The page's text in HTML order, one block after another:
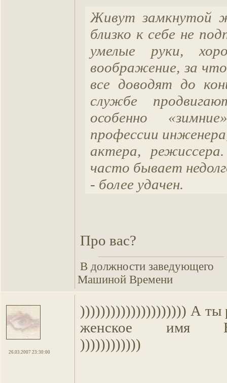
Живут замкнутой
близко к себе не
умелые руки,
воображение, за
все доводят до
службе
особенно
профессии
актера,
часто бывает
- более удачен.
Про вас?
В должности заведующего
Машиной Времени
26.03.2007 23:30:00
))))))))))))))))))))) А ты
женское имя
))))))))))))